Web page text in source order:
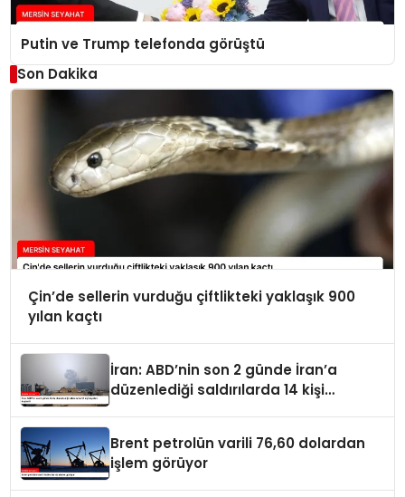
Putin ve Trump telefonda görüştü
Son Dakika
Çin’de sellerin vurduğu çiftlikteki yaklaşık 900
yılan kaçtı
İran: ABD’nin son 2 günde İran’a
düzenlediği saldırılarda 14 kişi
Brent petrolün varili 76,60 dolardan
işlem görüyor